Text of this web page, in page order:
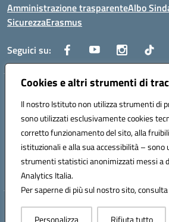
Cookies e altri strumenti di
Il nostro Istituto non utilizza strumenti di
sono utilizzati esclusivamente cookies
corretto funzionamento del sito, alla
istituzionali e alla sua accessibilità – sono
strumenti statistici anonimizzati messi a
Analytics Italia.
Per saperne di più sul nostro sito,
Personalizza Rifiuta tutto
Amministrazione trasparenteAlbo
SicurezzaErasmus
Seguici su:
Centralino:0885.426034 Email:
Posta elettronica certificata (PEC):
Codice fiscale: 81002930717
Codice meccanografico:FGTD02000P
Codice unico di fatturazione (CUF): UFUN7Y
Hosting & Powered by 3D